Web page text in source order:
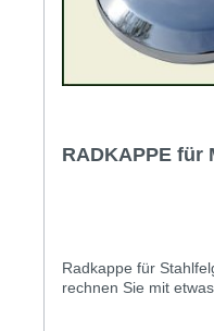
RADKAPPE für
Radkappe für Stahlfelge,
rechnen Sie mit etwas